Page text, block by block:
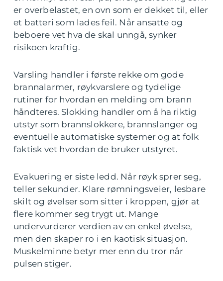
er overbelastet, en ovn som er dekket til, eller
et batteri som lades feil. Når ansatte og
beboere vet hva de skal unngå, synker
risikoen kraftig.
Varsling handler i første rekke om gode
brannalarmer, røykvarslere og tydelige
rutiner for hvordan en melding om brann
håndteres. Slokking handler om å ha riktig
utstyr som brannslokkere, brannslanger og
eventuelle automatiske systemer og at folk
faktisk vet hvordan de bruker utstyret.
Evakuering er siste ledd. Når røyk sprer seg,
teller sekunder. Klare rømningsveier, lesbare
skilt og øvelser som sitter i kroppen, gjør at
flere kommer seg trygt ut. Mange
undervurderer verdien av en enkel øvelse,
men den skaper ro i en kaotisk situasjon.
Muskelminne betyr mer enn du tror når
pulsen stiger.